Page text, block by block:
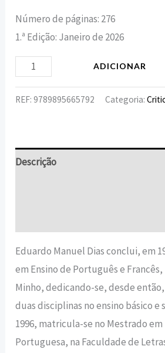
Número de páginas: 276
1.ª Edição: Janeiro de 2026
ADICIONAR
REF:9789895665792 Categoria:
Descrição
Eduardo Manuel Dias conclui, em
em Ensino de Português e
Minho, dedicando-se, desde
duas disciplinas no ensino básico e
1996, matricula-se no Mestrado
Portuguesa, na Faculdade de